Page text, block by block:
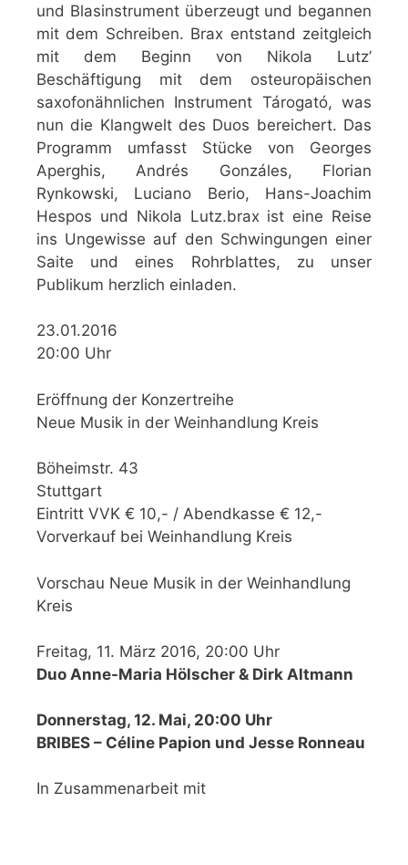
und Blasinstrument überzeugt und begannen
mit dem Schreiben. Brax entstand zeitgleich
mit dem Beginn von Nikola Lutz’
Beschäftigung mit dem osteuropäischen
saxofonähnlichen Instrument Tárogató, was
nun die Klangwelt des Duos bereichert. Das
Programm umfasst Stücke von Georges
Aperghis, Andrés Gonzáles, Florian
Rynkowski, Luciano Berio, Hans-Joachim
Hespos und Nikola Lutz.brax ist eine Reise
ins Ungewisse auf den Schwingungen einer
Saite und eines Rohrblattes, zu unser
Publikum herzlich einladen.
23.01.2016
20:00 Uhr
Eröffnung der Konzertreihe
Neue Musik in der Weinhandlung Kreis
Böheimstr. 43
Stuttgart
Eintritt VVK € 10,- / Abendkasse € 12,-
Vorverkauf bei Weinhandlung Kreis
Vorschau Neue Musik in der Weinhandlung
Kreis
Freitag, 11. März 2016, 20:00 Uhr
Duo Anne-Maria Hölscher & Dirk Altmann
Donnerstag, 12. Mai, 20:00 Uhr
BRIBES – Céline Papion und Jesse Ronneau
In Zusammenarbeit mit